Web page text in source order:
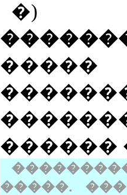
�)
������
�����.